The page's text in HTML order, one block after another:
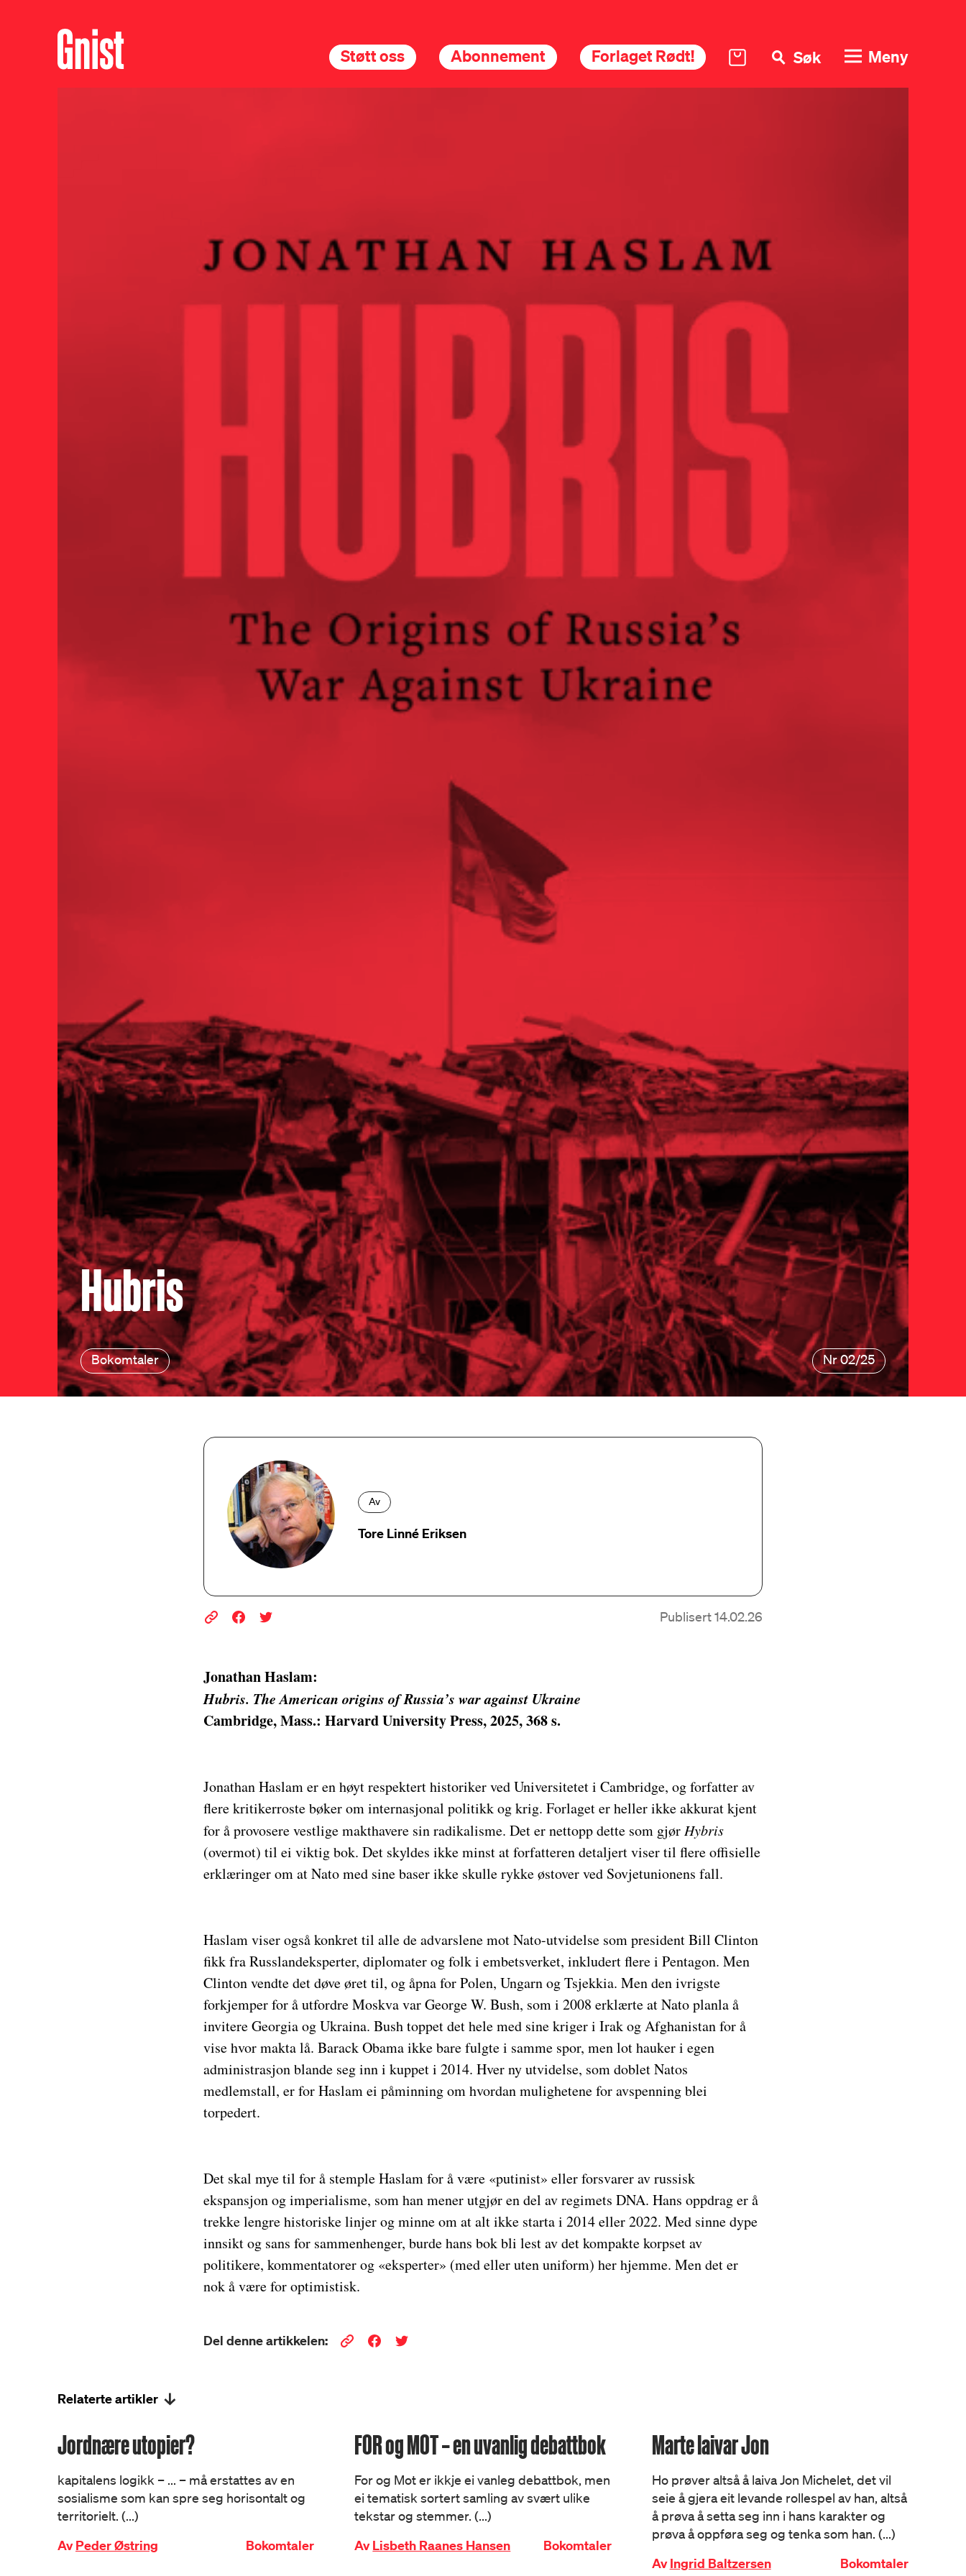
Støtt oss Abonnement Forlaget Rødt! Søk Meny
Hubris
Bokomtaler Nr 02/25
Av
Tore Linné Eriksen
Publisert 14.02.26
Jonathan Haslam:
Hubris. The American origins of Russia’s war against Ukraine
Cambridge, Mass.: Harvard University Press, 2025, 368 s.
Jonathan Haslam er en høyt respektert historiker ved Universitetet i Cambridge, og forfatter av
flere kritikerroste bøker om internasjonal politikk og krig. Forlaget er heller ikke akkurat kjent
for å provosere vestlige makthavere sin radikalisme. Det er nettopp dette som gjørHybris
(overmot) til ei viktig bok. Det skyldes ikke minst at forfatteren detaljert viser til flere offisielle
erklæringer om at Nato med sine baser ikke skulle rykke østover ved Sovjetunionens fall.
Haslam viser også konkret til alle de advarslene mot Nato-utvidelse som president Bill Clinton
fikk fra Russlandeksperter, diplomater og folk i embetsverket, inkludert flere i Pentagon. Men
Clinton vendte det døve øret til, og åpna for Polen, Ungarn og Tsjekkia. Men den ivrigste
forkjemper for å utfordre Moskva var George W. Bush, som i 2008 erklærte at Nato planla å
invitere Georgia og Ukraina. Bush toppet det hele med sine kriger i Irak og Afghanistan for å
vise hvor makta lå. Barack Obama ikke bare fulgte i samme spor, men lot hauker i egen
administrasjon blande seg inn i kuppet i 2014. Hver ny utvidelse, som doblet Natos
medlemstall, er for Haslam ei påminning om hvordan mulighetene for avspenning blei
torpedert.
Det skal mye til for å stemple Haslam for å være «putinist» eller forsvarer av russisk
ekspansjon og imperialisme, som han mener utgjør en del av regimets DNA. Hans oppdrag er å
trekke lengre historiske linjer og minne om at alt ikke starta i 2014 eller 2022. Med sinne dype
innsikt og sans for sammenhenger, burde hans bok bli lest av det kompakte korpset av
politikere, kommentatorer og «eksperter» (med eller uten uniform) her hjemme. Men det er
nok å være for optimistisk.
Del denne artikkelen:
Relaterte artikler
Jordnære utopier?
kapitalens logikk – ... – må erstattes av en
sosialisme som kan spre seg horisontalt og
territorielt. (...)
AvPeder Østring Bokomtaler
FOR og MOT – en uvanlig debattbok
For og Mot er ikkje ei vanleg debattbok, men
ei tematisk sortert samling av svært ulike
tekstar og stemmer. (...)
AvLisbeth Raanes Hansen Bokomtaler
Marte laivar Jon
Ho prøver altså å laiva Jon Michelet, det vil
seie å gjera eit levande rollespel av han, altså
å prøva å setta seg inn i hans karakter og
prøva å oppføra seg og tenka som han. (...)
AvIngrid Baltzersen Bokomtaler